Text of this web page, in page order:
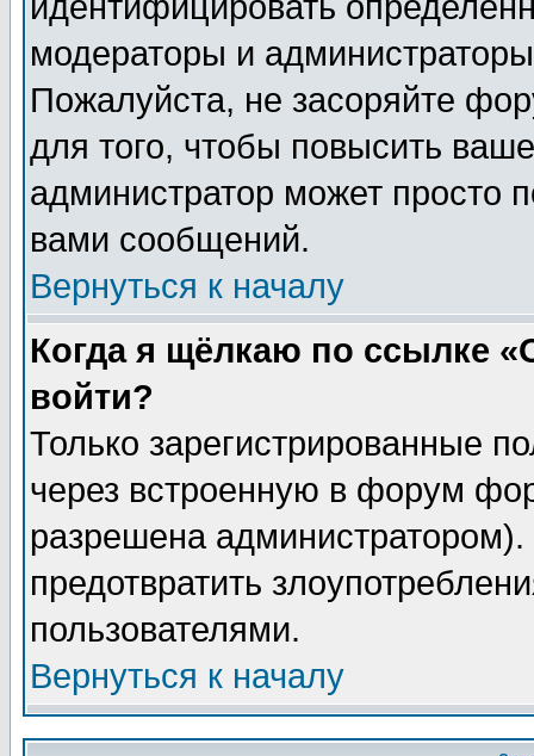
модераторы и
Пожалуйста, не засоряйте
для того, чтобы повысить
администратор может просто
вами сообщений.
Вернуться к началу
Когда я щёлкаю по ссылке
войти?
Только зарегистрированные
через встроенную в форум
разрешена
предотвратить
пользователями.
Вернуться к началу